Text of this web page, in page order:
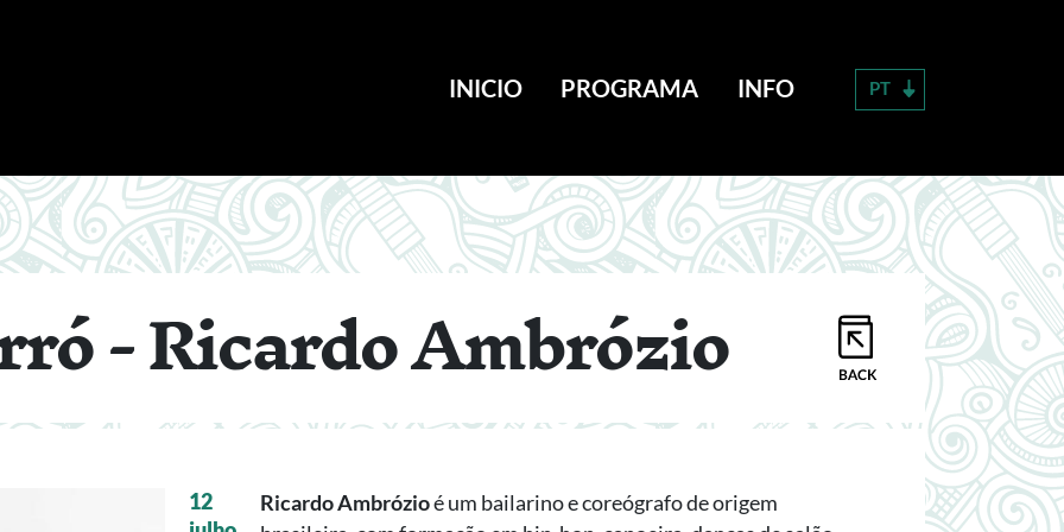
PT
INICIO PROGRAMA INFO
- Ricardo Ambrózio
12
Ricardo Ambrózioé um bailarino e coreógrafo de origem